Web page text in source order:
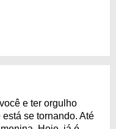
e ter orgulho
se tornando. Até